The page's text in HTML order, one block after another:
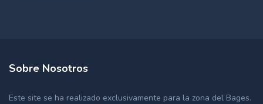
Sobre Nosotros
Este site se ha realizado exclusivamente para la zona del Bages.